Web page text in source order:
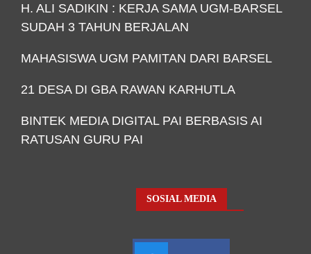
H. ALI SADIKIN : KERJA SAMA UGM-BARSEL
SUDAH 3 TAHUN BERJALAN
MAHASISWA UGM PAMITAN DARI BARSEL
21 DESA DI GBA RAWAN KARHUTLA
BINTEK MEDIA DIGITAL PAI BERBASIS AI
RATUSAN GURU PAI
SOSIAL MEDIA